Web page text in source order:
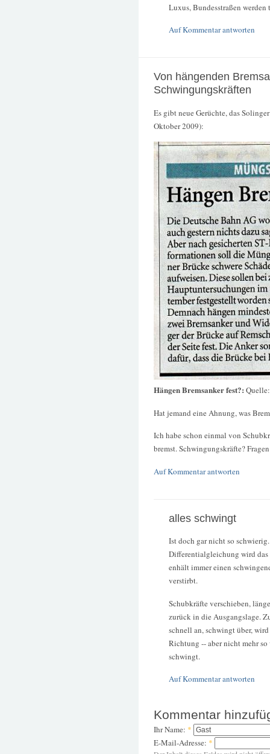
Luxus, Bundesstraßen
Auf Kommentar antworten
Von hängenden
Schwingungskräften
Es gibt neue Gerüchte, das
Oktober 2009):
Hängen Bremsanker fest?:
Hat jemand eine Ahnung, was
Ich habe schon einmal von
bremst. Schwingungskräfte?
Auf Kommentar antworten
alles schwingt
Ist doch gar nicht so
Differentialgleichung wird
enhält immer einen
verstirbt.
Schubkräfte verschieben,
zurück in die Ausgangslage.
schnell an, schwingt über,
Richtung -- aber nicht mehr
schwingt.
Auf Kommentar antworten
Kommentar
Ihr Name: *
E-Mail-Adresse: *